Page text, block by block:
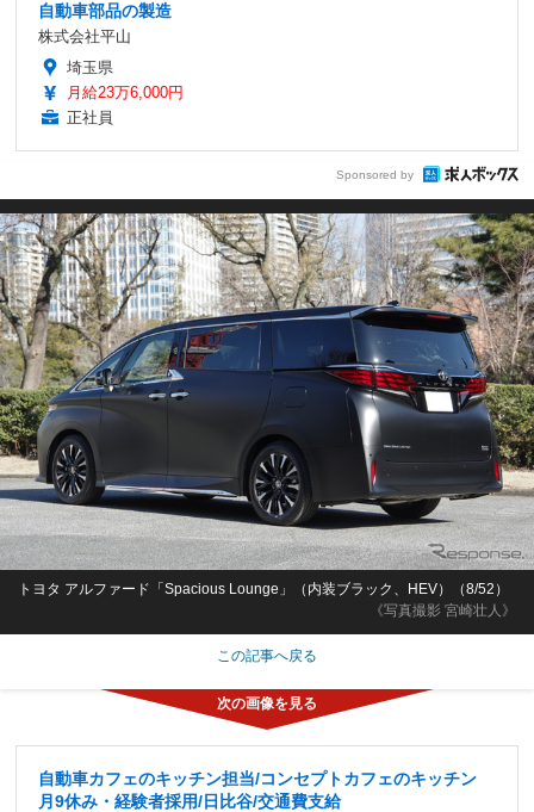
自動車部品の製造
株式会社平山
埼玉県
月給23万6,000円
正社員
Sponsored by
《写真撮影 宮崎壮人》
トヨタ アルファード「Spacious Lounge」（内装ブラック、HEV）（8/52）
この記事へ戻る
自動車カフェのキッチン担当/コンセプトカフェのキッチン
月9休み・経験者採用/日比谷/交通費支給